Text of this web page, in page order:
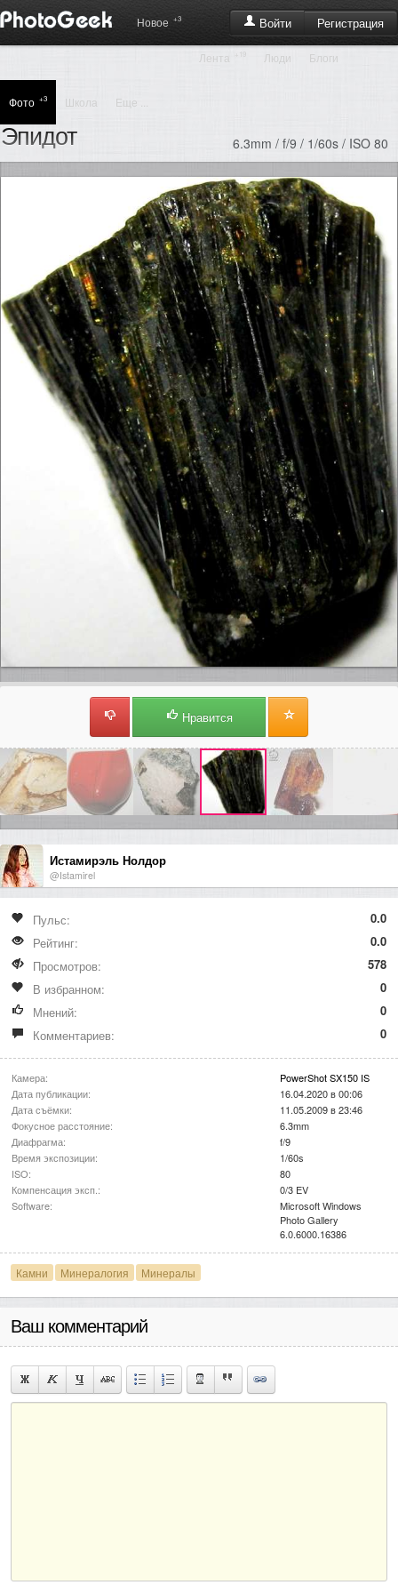
Войти Регистрация
Новое +3
Лента +19 Люди Блоги
Фото +3 Школа Еще ...
Эпидот 6.3mm / f/9 / 1/60s / ISO 80
Нравится
Истамирэль Нолдор
@Istamirel
Пульс:
0.0
Рейтинг:
0.0
Просмотров:
578
В избранном:
0
Мнений:
0
Комментариев:
0
Камера:
PowerShot SX150 IS
Дата публикации:
16.04.2020 в 00:06
Дата съёмки:
11.05.2009 в 23:46
Фокусное расстояние:
6.3mm
Диафрагма:
f/9
Время экспозиции:
1/60s
ISO:
80
Компенсация эксп.:
0/3 EV
Software:
Microsoft Windows
Photo Gallery
6.0.6000.16386
Камни Минералогия Минералы
Ваш комментарий